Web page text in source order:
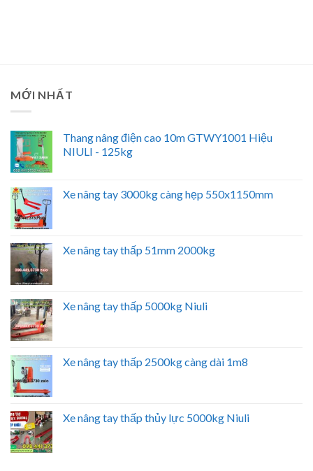
MỚI NHẤT
Thang nâng điện cao 10m GTWY1001 Hiệu
NIULI - 125kg
Xe nâng tay 3000kg càng hẹp 550x1150mm
Xe nâng tay thấp 51mm 2000kg
Xe nâng tay thấp 5000kg Niuli
Xe nâng tay thấp 2500kg càng dài 1m8
Xe nâng tay thấp thủy lực 5000kg Niuli